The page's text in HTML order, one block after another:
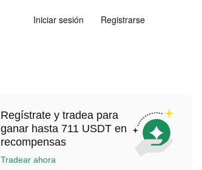
Iniciar sesión Registrarse
Regístrate y tradea para
ganar hasta 711 USDT en
recompensas
Tradear ahora